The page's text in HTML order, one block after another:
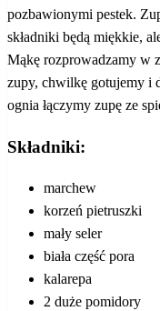
pozbawionymi pestek.
składniki będą miękkie,
Mąkę rozprowadzamy w
zupy, chwilkę gotujemy i
ognia łączymy zupę ze
Składniki:
marchew
korzeń pietruszki
mały seler
biała część pora
kalarepa
2 duże pomidory